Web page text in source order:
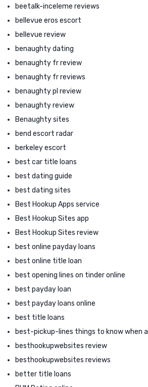
beetalk-inceleme reviews
bellevue eros escort
bellevue review
benaughty dating
benaughty fr review
benaughty fr reviews
benaughty pl review
benaughty review
Benaughty sites
bend escort radar
berkeley escort
best car title loans
best dating guide
best dating sites
Best Hookup Apps service
Best Hookup Sites app
Best Hookup Sites review
best online payday loans
best online title loan
best opening lines on tinder online
best payday loan
best payday loans online
best title loans
best-pickup-lines things to know when a
besthookupwebsites review
besthookupwebsites reviews
better title loans